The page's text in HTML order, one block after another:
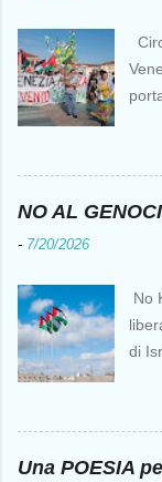
di
per
le
del
NO AL
- 7/20/2026
No
di
Una POESIA